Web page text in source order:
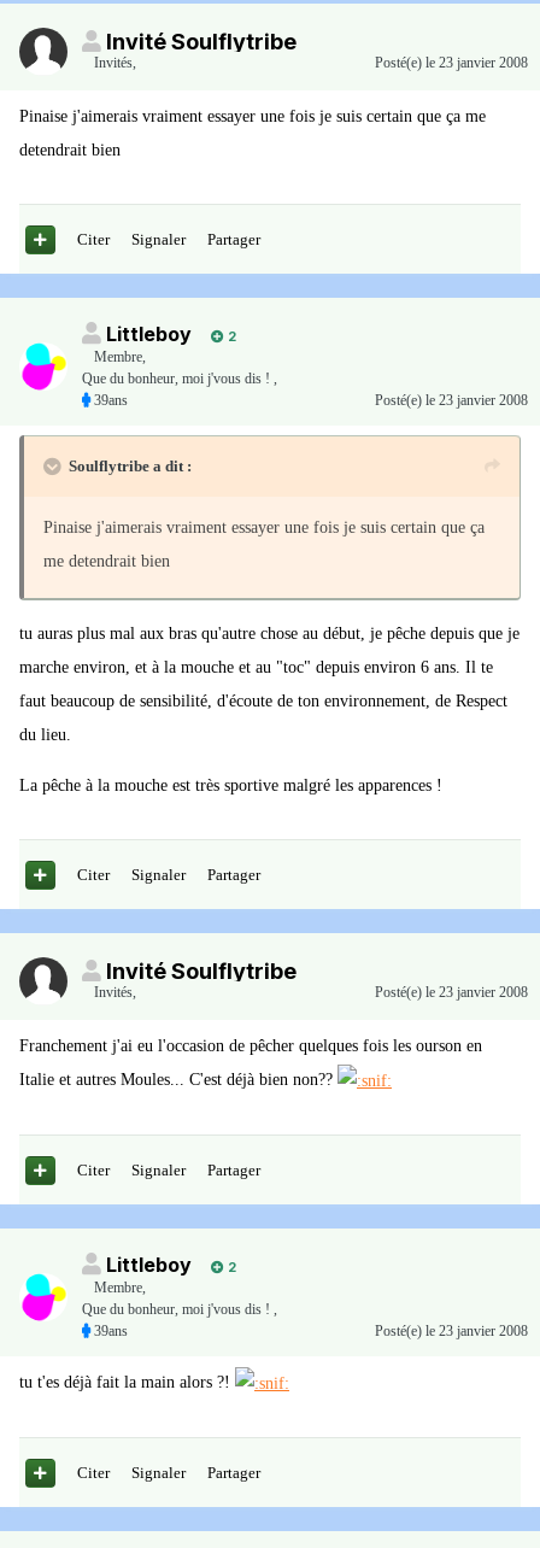
Invité Soulflytribe
Invités, Posté(e) le 23 janvier 2008
Pinaise j'aimerais vraiment essayer une fois je suis certain que ça me
detendrait bien
Citer Signaler Partager
Littleboy
2
Membre,
Que du bonheur, moi j'vous dis ! ,
39ans
Posté(e) le 23 janvier 2008
Soulflytribe a dit :
Pinaise j'aimerais vraiment essayer une fois je suis certain que ça
me detendrait bien
tu auras plus mal aux bras qu'autre chose au début, je pêche depuis que je
marche environ, et à la mouche et au "toc" depuis environ 6 ans. Il te
faut beaucoup de sensibilité, d'écoute de ton environnement, de Respect
du lieu.
La pêche à la mouche est très sportive malgré les apparences !
Citer Signaler Partager
Invité Soulflytribe
Invités, Posté(e) le 23 janvier 2008
Franchement j'ai eu l'occasion de pêcher quelques fois les ourson en
Italie et autres Moules... C'est déjà bien non??
Citer Signaler Partager
Littleboy
2
Membre,
Que du bonheur, moi j'vous dis ! ,
39ans
Posté(e) le 23 janvier 2008
tu t'es déjà fait la main alors ?!
Citer Signaler Partager